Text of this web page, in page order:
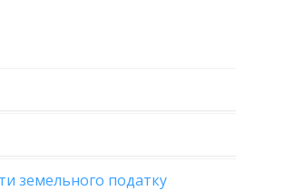
земельного податку